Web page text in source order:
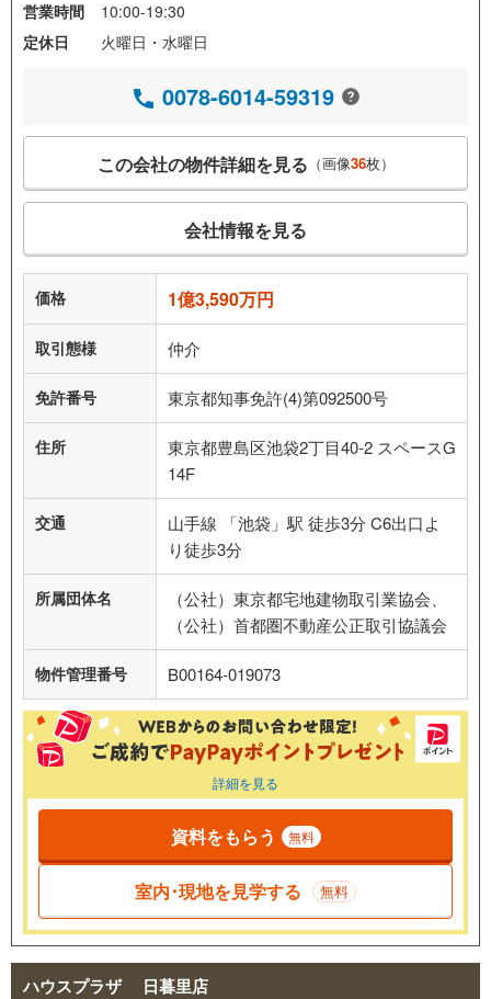
営業時間
10:00-19:30
定休日
火曜日・水曜日
0078-6014-59319
この会社の物件詳細を見る （画像36枚）
会社情報を見る
価格 1億3,590万円
取引態様 仲介
免許番号 東京都知事免許(4)第092500号
住所
東京都豊島区池袋2丁目40-2 スペースG
14F
交通
山手線 「池袋」駅 徒歩3分 C6出口よ
り徒歩3分
所属団体名
（公社）東京都宅地建物取引業協会、
（公社）首都圏不動産公正取引協議会
物件管理番号 B00164-019073
詳細を見る
資料をもらう 無料
室内･現地を見学する 無料
ハウスプラザ 日暮里店